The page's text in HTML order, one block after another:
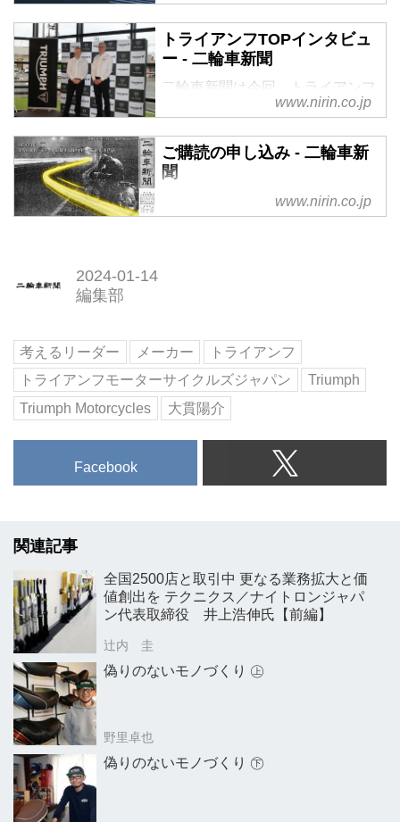
ライアンフ東京、トライアンフ東
京ベイを運営する㈱Sonic Motors
設したと発表。6月16日のグラン
ドオープンに先駆け、15日に開か
れたオープニングセレモニーには
トライアンフ英国本社よりチー
フ・エグゼクティブ・オフィサー
（CEO）のニック・ブロアー氏、
チーフ・コマーシャル・オフィサ
トライアンフTOPインタビュ
ー - 二輪車新聞
二輪車新聞は今回、トライアンフ
松本のオープニングセレモニーに
CEO、ポール・ストラウドCCO
に単独インタビューを行った。
www.nirin.co.jp
ご購読の申し込み - 二輪車新
聞
www.nirin.co.jp
2024-01-14
編集部
考えるリーダー メーカー
トライアンフ
トライアンフモーターサイクルズジャパン
Triumph
Triumph Motorcycles
大貫陽介
Facebook
関連記事
全国2500店と取引中 更なる業務拡大と価
値創出を テクニクス／ナイトロンジャパ
ン代表取締役 井上浩伸氏【前編】
辻内 圭
偽りのないモノづくり ㊤
野里卓也
偽りのないモノづくり ㊦